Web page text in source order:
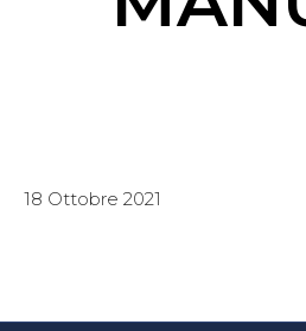
18 Ottobre 2021